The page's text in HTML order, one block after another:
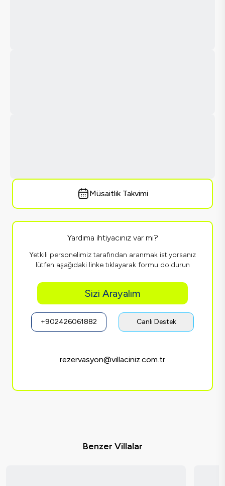
Müsaitlik Takvimi
Yardıma ihtiyacınız var mı?
Yetkili personelimiz tarafından aranmak istiyorsanız
lütfen aşağıdaki linke tıklayarak formu doldurun
Sizi Arayalım
+902426061882 Canlı Destek
rezervasyon@villaciniz.com.tr
Benzer Villalar